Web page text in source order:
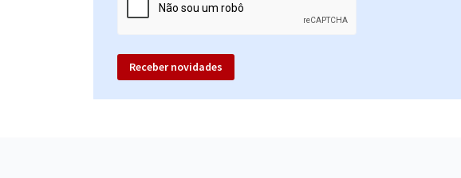
Receber novidades